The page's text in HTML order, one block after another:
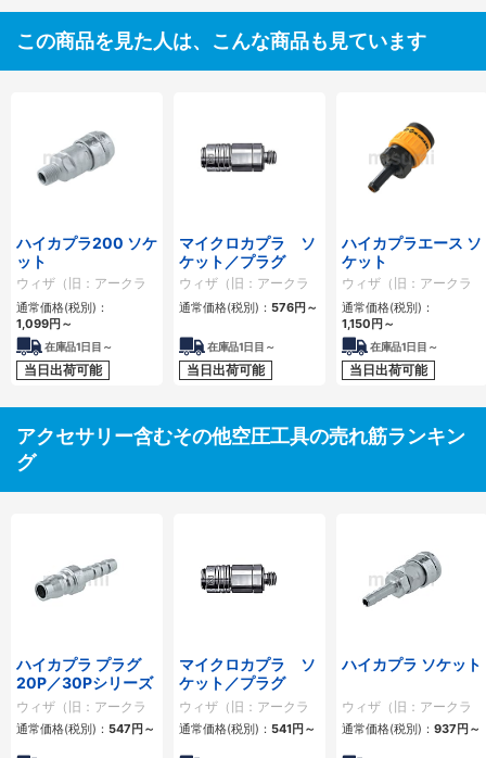
この商品を見た人は、こんな商品も見ています
ハイカプラ200 ソケ
ット
ウィザ（旧：アークラ
ンドサカモト）
通常価格(税別)：
1,099円 ～
在庫品1日目～
当日出荷可能
マイクロカプラ ソ
ケット／プラグ
ウィザ（旧：アークラ
ンドサカモト）
通常価格(税別)： 576円 ～
在庫品1日目～
当日出荷可能
ハイカプラエース ソ
ケット
ウィザ（旧：アークラ
ンドサカモト）
通常価格(税別)：
1,150円 ～
在庫品1日目～
当日出荷可能
アクセサリー含むその他空圧工具の売れ筋ランキン
グ
ハイカプラ プラグ
20P／30Pシリーズ
ウィザ（旧：アークラ
ンドサカモト）
通常価格(税別)： 547円 ～
マイクロカプラ ソ
ケット／プラグ
ウィザ（旧：アークラ
ンドサカモト）
通常価格(税別)： 541円 ～
ハイカプラ ソケット
ウィザ（旧：アークラ
ンドサカモト）
通常価格(税別)： 937円 ～